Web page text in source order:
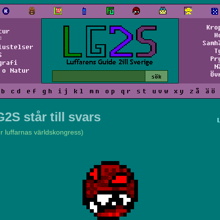
Natur
b c d e f g h i j k l m n o p q r s t u v w x y z å ä ö
står till svars
luffarnas världskongress)